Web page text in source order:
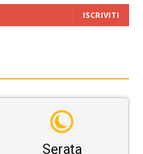
ISCRIVITI
Serata